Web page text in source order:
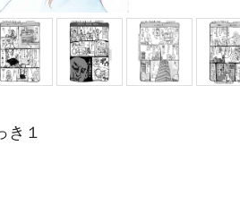
き１